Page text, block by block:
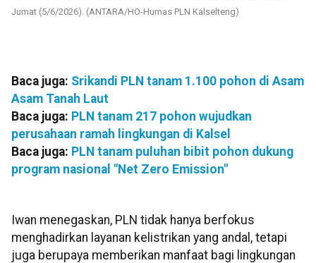
Jumat (5/6/2026). (ANTARA/HO-Humas PLN Kalselteng)
Baca juga: Srikandi PLN tanam 1.100 pohon di Asam
Asam Tanah Laut
Baca juga: PLN tanam 217 pohon wujudkan
perusahaan ramah lingkungan di Kalsel
Baca juga: PLN tanam puluhan bibit pohon dukung
program nasional "Net Zero Emission"
Iwan menegaskan, PLN tidak hanya berfokus
menghadirkan layanan kelistrikan yang andal, tetapi
juga berupaya memberikan manfaat bagi lingkungan